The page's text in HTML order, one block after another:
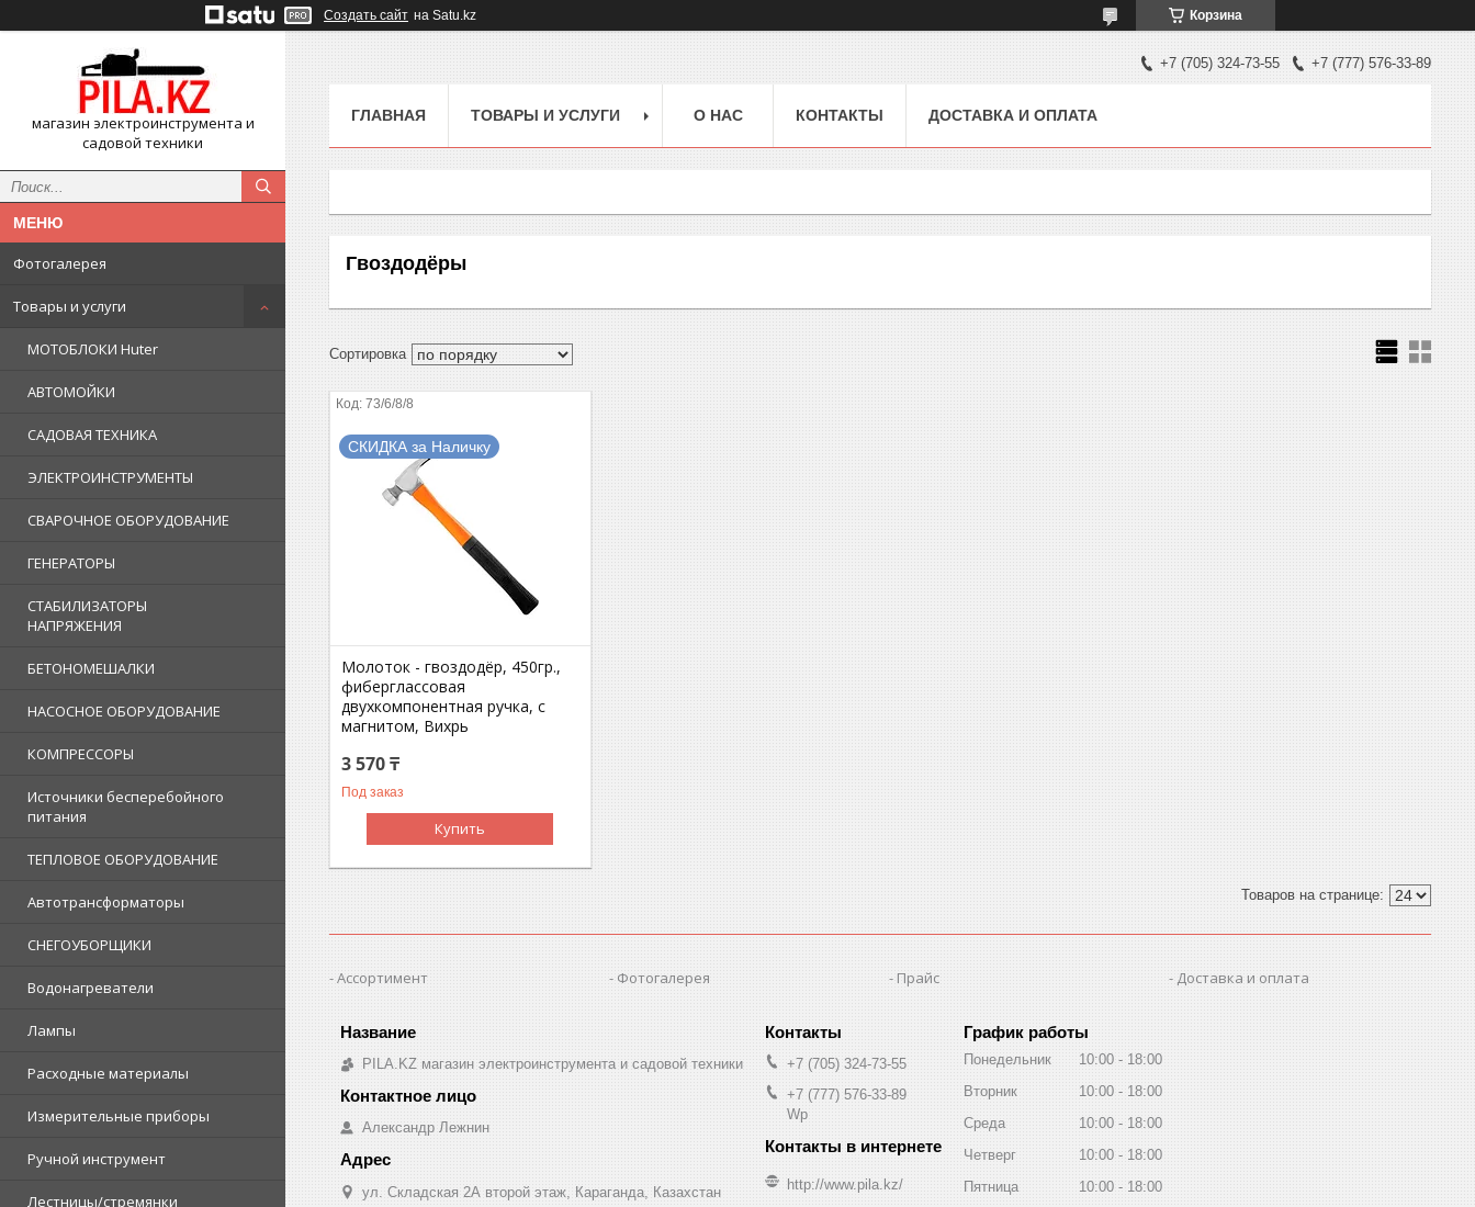
Создать сайт на Satu.kz Корзина
магазин электроинструмента и
садовой техники
Фотогалерея
Товары и услуги
МОТОБЛОКИ Huter
АВТОМОЙКИ
САДОВАЯ ТЕХНИКА
ЭЛЕКТРОИНСТРУМЕНТЫ
СВАРОЧНОЕ ОБОРУДОВАНИЕ
ГЕНЕРАТОРЫ
СТАБИЛИЗАТОРЫ
НАПРЯЖЕНИЯ
БЕТОНОМЕШАЛКИ
НАСОСНОЕ ОБОРУДОВАНИЕ
КОМПРЕССОРЫ
Источники бесперебойного
питания
ТЕПЛОВОЕ ОБОРУДОВАНИЕ
Автотрансформаторы
СНЕГОУБОРЩИКИ
Водонагреватели
Лампы
Расходные материалы
Измерительные приборы
Ручной инструмент
Лестницы/стремянки
+7 (705) 324-73-55 +7 (777) 576-33-89
ГЛАВНАЯ ТОВАРЫ И УСЛУГИ О НАС КОНТАКТЫ ДОСТАВКА И ОПЛАТА
Гвоздодёры
73/6/8/8
СКИДКА за Наличку
Молоток - гвоздодёр, 450гр.,
фиберглассовая
двухкомпонентная ручка, с
магнитом, Вихрь
3 570 ₸
Под заказ
Купить
Ассортимент Фотогалерея Прайс Доставка и оплата
PILA.KZ магазин электроинструмента и садовой техники
Александр Лежнин
ул. Складская 2А второй этаж, Караганда, Казахстан
+7 (705) 324-73-55
+7 (777) 576-33-89
Wp
http://www.pila.kz/
График работы
Понедельник 10:00
18:00
Вторник
10:00
18:00
Среда
10:00
18:00
Четверг
10:00
18:00
Пятница
10:00
18:00